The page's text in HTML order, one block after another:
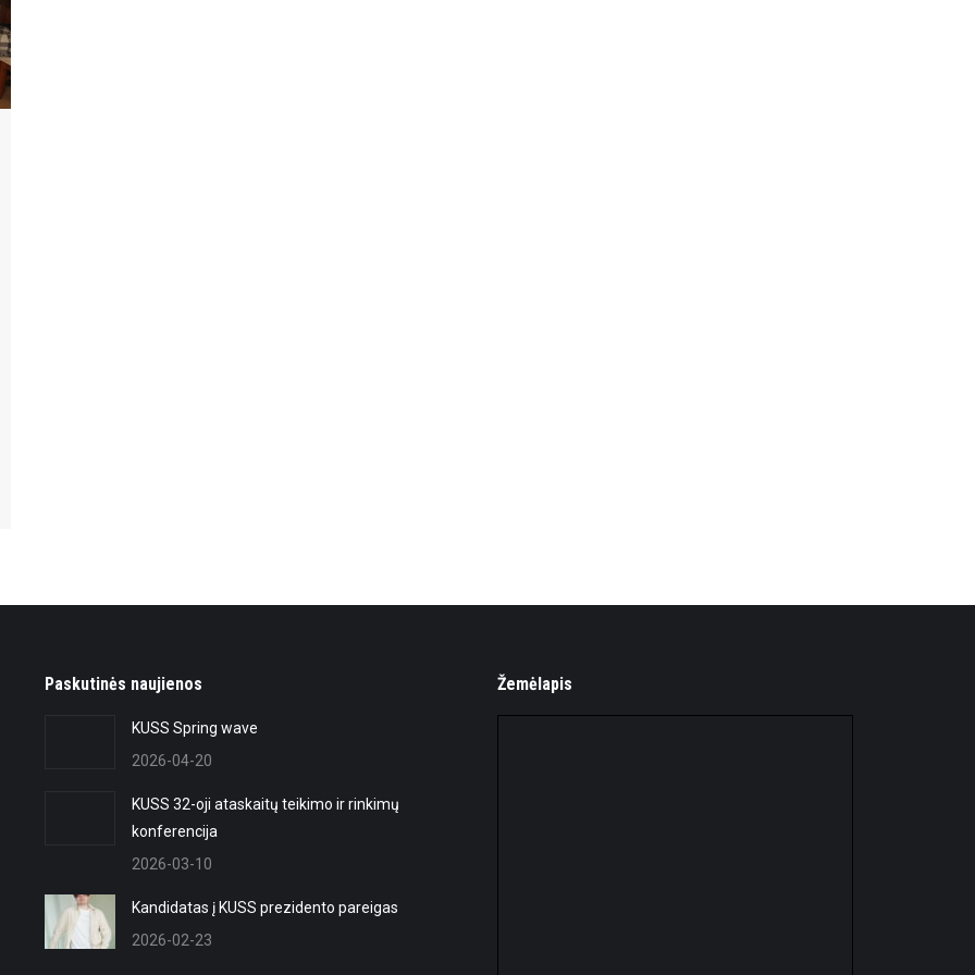
Paskutinės naujienos
KUSS Spring wave
2026-04-20
KUSS 32-oji ataskaitų teikimo ir rinkimų
konferencija
2026-03-10
Kandidatas į KUSS prezidento pareigas
2026-02-23
Žemėlapis